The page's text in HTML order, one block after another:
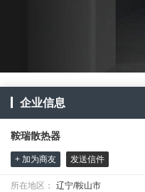
企业信息
鞍瑞散热器
+ 加为商友 发送信件
所在地区： 辽宁/鞍山市